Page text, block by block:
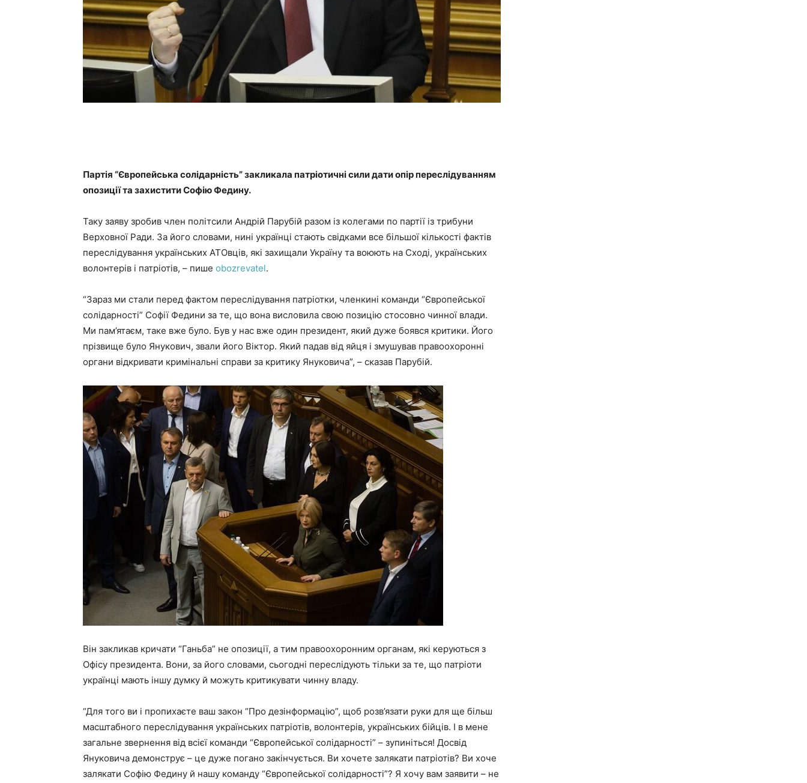
Партія “Європейська солідарність” закликала патріотичні сили дати опір переслідуванням
опозиції та захистити Софію Федину.
Таку заяву зробив член політсили Андрій Парубій разом із колегами по партії із трибуни
Верховної Ради. За його словами, нині українці стають свідками все більшої кількості фактів
переслідування українських АТОвців, які захищали Україну та воюють на Сході, українських
волонтерів і патріотів, – пише obozrevatel.
“Зараз ми стали перед фактом переслідування патріотки, членкині команди “Європейської
солідарності” Софії Федини за те, що вона висловила свою позицію стосовно чинної влади.
Ми пам’ятаєм, таке вже було. Був у нас вже один президент, який дуже боявся критики. Його
прізвище було Янукович, звали його Віктор. Який падав від яйця і змушував правоохоронні
органи відкривати кримінальні справи за критику Януковича”, – сказав Парубій.
Він закликав кричати “Ганьба” не опозиції, а тим правоохоронним органам, які керуються з
Офісу президента. Вони, за його словами, сьогодні переслідують тільки за те, що патріоти
українці мають іншу думку й можуть критикувати чинну владу.
“Для того ви і пропихаєте ваш закон “Про дезінформацію”, щоб розв’язати руки для ще більш
масштабного переслідування українських патріотів, волонтерів, українських бійців. І в мене
загальне звернення від всієї команди “Європейської солідарності” – зупиніться! Досвід
Януковича демонструє – це дуже погано закінчується. Ви хочете залякати патріотів? Ви хоче
залякати Софію Федину й нашу команду “Європейської солідарності”? Я хочу вам заявити – не